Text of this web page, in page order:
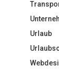
Urlaub